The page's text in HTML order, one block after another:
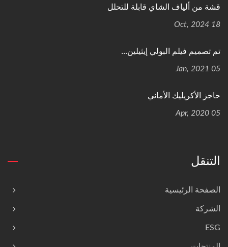
قشة من ألياف الشاي قابلة للتحلل
18 Oct, 2024
تم تصميم فيلم البولي إيثيلين...
05 Jan, 2021
حاجز الأكريليك الأماني
05 Apr, 2020
التنقل
الصفحة الرئيسية
الشركة
ESG